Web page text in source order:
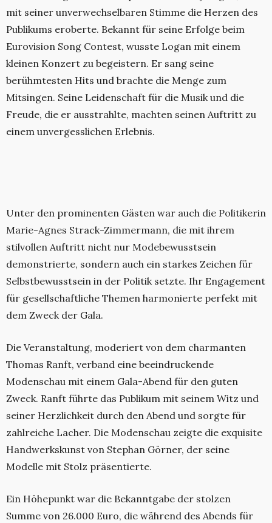
mit seiner unverwechselbaren Stimme die Herzen des
Publikums eroberte. Bekannt für seine Erfolge beim
Eurovision Song Contest, wusste Logan mit einem
kleinen Konzert zu begeistern. Er sang seine
berühmtesten Hits und brachte die Menge zum
Mitsingen. Seine Leidenschaft für die Musik und die
Freude, die er ausstrahlte, machten seinen Auftritt zu
einem unvergesslichen Erlebnis.
Unter den prominenten Gästen war auch die Politikerin
Marie-Agnes Strack-Zimmermann, die mit ihrem
stilvollen Auftritt nicht nur Modebewusstsein
demonstrierte, sondern auch ein starkes Zeichen für
Selbstbewusstsein in der Politik setzte. Ihr Engagement
für gesellschaftliche Themen harmonierte perfekt mit
dem Zweck der Gala.
Die Veranstaltung, moderiert von dem charmanten
Thomas Ranft, verband eine beeindruckende
Modenschau mit einem Gala-Abend für den guten
Zweck. Ranft führte das Publikum mit seinem Witz und
seiner Herzlichkeit durch den Abend und sorgte für
zahlreiche Lacher. Die Modenschau zeigte die exquisite
Handwerkskunst von Stephan Görner, der seine
Modelle mit Stolz präsentierte.
Ein Höhepunkt war die Bekanntgabe der stolzen
Summe von 26.000 Euro, die während des Abends für